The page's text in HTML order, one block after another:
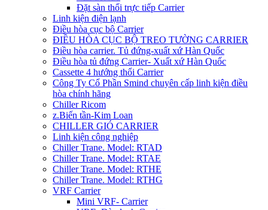
Đặt sàn thổi trực tiếp Carrier
Linh kiện điện lạnh
Điều hòa cục bộ Carrier
ĐIỀU HÒA CỤC BỘ TREO TƯỜNG CARRIER
Điều hòa carrier. Tủ đứng-xuất xứ Hàn Quốc
Điều hòa tủ đứng Carrier- Xuất xứ Hàn Quốc
Cassette 4 hướng thổi Carrier
Công Ty Cổ Phần Smind chuyên cấp linh kiện điều
hòa chính hãng
Chiller Ricom
z.Biến tần-Kim Loan
CHILLER GIÓ CARRIER
Linh kiện công nghiệp
Chiller Trane. Model: RTAD
Chiller Trane. Model: RTAE
Chiller Trane. Model: RTHE
Chiller Trane. Model: RTHG
VRF Carrier
Mini VRF- Carrier